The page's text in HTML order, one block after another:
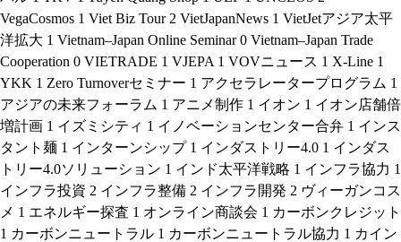
VegaCosmos 1 Viet Biz Tour 2 VietJapanNews 1 VietJetアジア太平
洋拡大 1 Vietnam–Japan Online Seminar 0 Vietnam–Japan Trade
Cooperation 0 VIETRADE 1 VJEPA 1 VOVニュース 1 X-Line 1
YKK 1 Zero Turnoverセミナー 1 アクセラレータープログラム 1
アジアの未来フォーラム 1 アニメ制作 1 イオン 1 イオン店舗倍
増計画 1 イズミシティ 1 イノベーションセンター合弁 1 インス
タント麺 1 インターンシップ 1 インダストリー4.0 1 インダス
トリー4.0ソリューション 1 インド太平洋戦略 1 インフラ協力 1
インフラ投資 2 インフラ整備 2 インフラ開発 2 ヴィーガンコス
メ 1 エネルギー探査 1 オンライン商談会 1 カーボンクレジット
1 カーボンニュートラル 1 カーボンニュートラル協力 1 カイン